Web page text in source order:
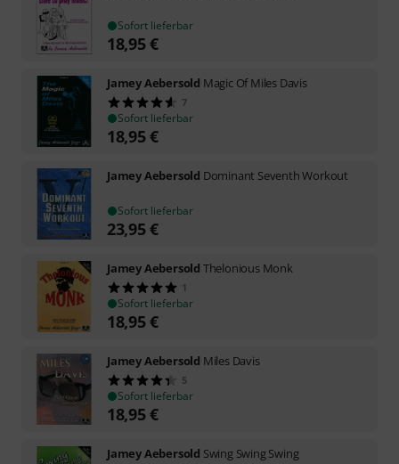
Sofort lieferbar
18,95€
Jamey Aebersold Magic Of Miles Davis
7
Sofort lieferbar
18,95€
Jamey Aebersold Dominant Seventh Workout
Sofort lieferbar
23,95€
Jamey Aebersold Thelonious Monk
1
Sofort lieferbar
18,95€
Jamey Aebersold Miles Davis
5
Sofort lieferbar
18,95€
Jamey Aebersold Swing Swing Swing